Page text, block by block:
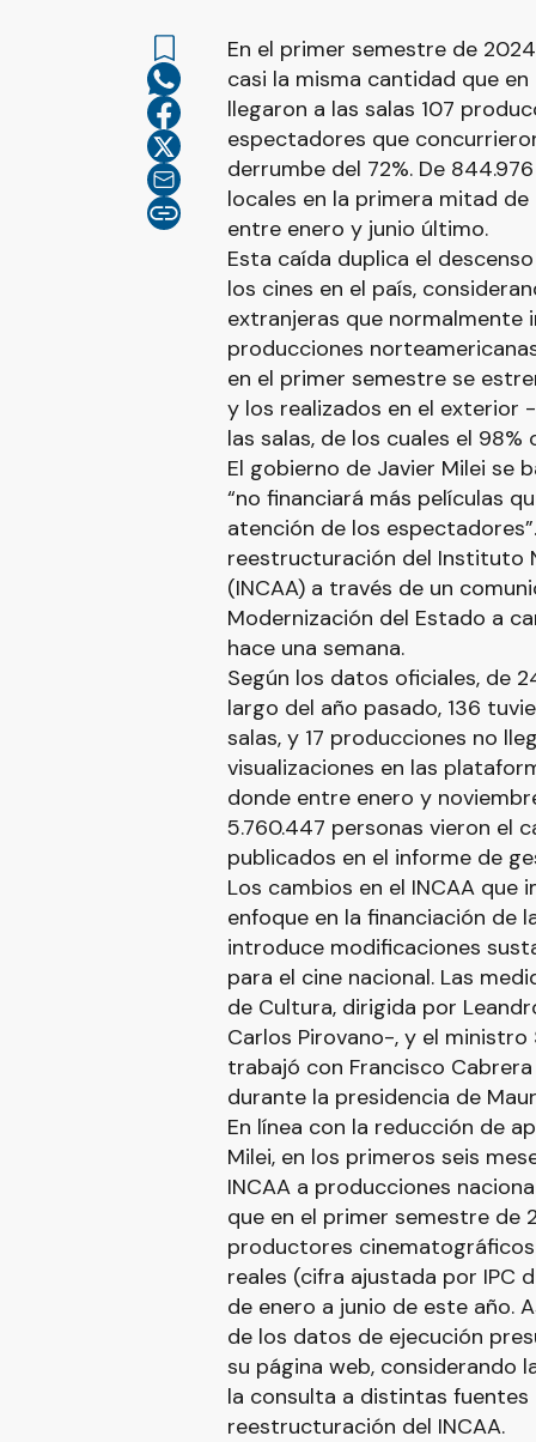
En el primer semestre de
casi la misma cantidad que
llegaron a las salas 107
espectadores que
derrumbe del 72%. De
locales en la primera mitad
entre enero y junio último.
Esta caída duplica el
los cines en el país,
extranjeras que normalmente
producciones
en el primer semestre se
y los realizados en el exterior
las salas, de los cuales el
El gobierno de Javier Milei se
“no financiará más películas
atención de los
reestructuración del Instituto
(INCAA) a través de un
Modernización del Estado a
hace una semana.
Según los datos oficiales, de
largo del año pasado, 136
salas, y 17 producciones no
visualizaciones en las
donde entre enero y
5.760.447 personas vieron el
publicados en el informe de
Los cambios en el INCAA que
enfoque en la financiación de
introduce modificaciones
para el cine nacional. Las
de Cultura, dirigida por
Carlos Pirovano-, y el
trabajó con Francisco
durante la presidencia de
En línea con la reducción de
Milei, en los primeros seis
INCAA a producciones
que en el primer semestre de
productores
reales (cifra ajustada por IPC
de enero a junio de este año.
de los datos de ejecución
su página web, considerando
la consulta a distintas
reestructuración del INCAA.